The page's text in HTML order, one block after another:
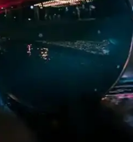
malzemeler ve rahat kullanım sunar.
Bir Arada Sunulduğu
ve fonksiyonellik ile yaz aylarında
İçin Şık ve Konforlu
ve fonksiyonellik ön plandadır.
ve Güncel Trendler
edilmesi gerekenleri öğrenerek